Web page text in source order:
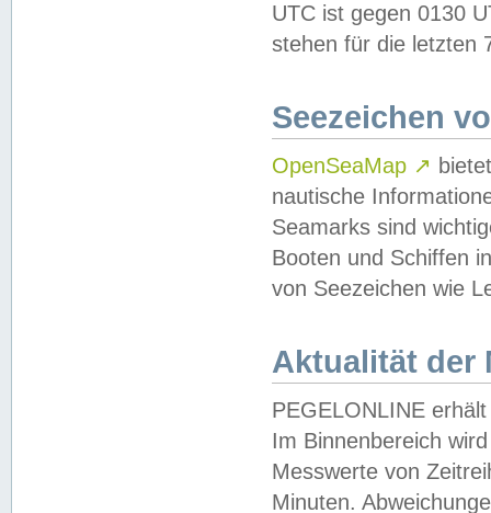
UTC ist gegen 0130
stehen für die letzten
Seezeichen
OpenSeaMap ↗
nautische
Seamarks sind
Booten und Schiffen
von Seezeichen wie
Aktualität der
PEGELONLINE
Im Binnenbereich
Messwerte von
Minuten.